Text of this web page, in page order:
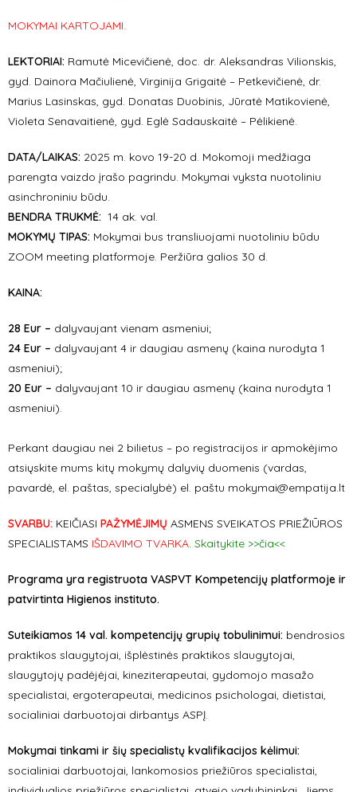
MOKYMAI KARTOJAMI.
LEKTORIAI: Ramutė Micevičienė, doc. dr. Aleksandras Vilionskis,
gyd. Dainora Mačiulienė, Virginija Grigaitė – Petkevičienė, dr.
Marius Lasinskas, gyd. Donatas Duobinis, Jūratė Matikovienė,
Violeta Senavaitienė, gyd. Eglė Sadauskaitė – Pėlikienė.
DATA/LAIKAS: 2025 m. kovo 19-20 d. Mokomoji medžiaga
parengta vaizdo įrašo pagrindu. Mokymai vyksta nuotoliniu
asinchroniniu būdu.
BENDRA TRUKMĖ: 14 ak. val.
MOKYMŲ TIPAS: Mokymai bus transliuojami nuotoliniu būdu
ZOOM meeting platformoje. Peržiūra galios 30 d.
KAINA:
28 Eur – dalyvaujant vienam asmeniui;
24 Eur – dalyvaujant 4 ir daugiau asmenų (kaina nurodyta 1
asmeniui);
20 Eur – dalyvaujant 10 ir daugiau asmenų (kaina nurodyta 1
asmeniui).
Perkant daugiau nei 2 bilietus – po registracijos ir apmokėjimo
atsiųskite mums kitų mokymų dalyvių duomenis (vardas,
pavardė, el. paštas, specialybė) el. paštu mokymai@empatija.lt
SVARBU: KEIČIASI PAŽYMĖJIMŲ ASMENS SVEIKATOS PRIEŽIŪROS
SPECIALISTAMS IŠDAVIMO TVARKA. Skaitykite >>čia<<
Programa yra registruota VASPVT Kompetencijų platformoje ir
patvirtinta Higienos instituto.
Suteikiamos 14 val. kompetencijų grupių tobulinimui: bendrosios
praktikos slaugytojai, išplėstinės praktikos slaugytojai,
slaugytojų padėjėjai, kineziterapeutai, gydomojo masažo
specialistai, ergoterapeutai, medicinos psichologai, dietistai,
socialiniai darbuotojai dirbantys ASPĮ.
Mokymai tinkami ir šių specialistų kvalifikacijos kėlimui:
socialiniai darbuotojai, lankomosios priežiūros specialistai,